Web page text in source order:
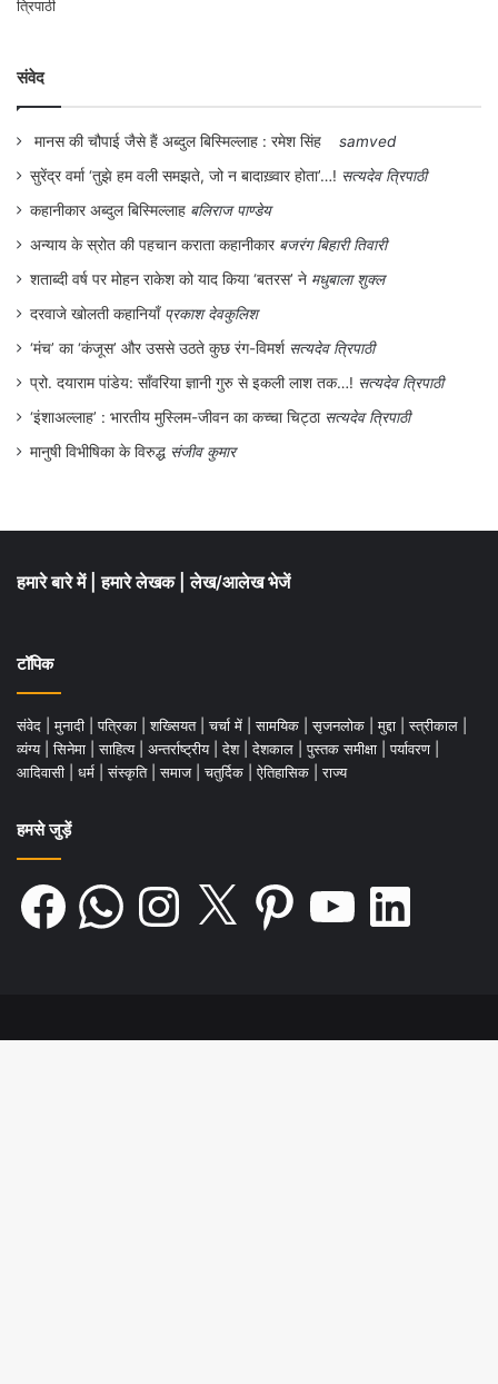
संवेद
मानस की चौपाई जैसे हैं अब्दुल बिस्मिल्लाह : रमेश सिंह
samved
सुरेंद्र वर्मा ‘तुझे हम वली समझते, जो न बादाख़्वार होता’…! सत्यदेव त्रिपाठी
कहानीकार अब्दुल बिस्मिल्लाह बलिराज पाण्डेय
अन्याय के स्रोत की पहचान कराता कहानीकार बजरंग बिहारी तिवारी
शताब्दी वर्ष पर मोहन राकेश को याद किया ‘बतरस’ ने मधुबाला शुक्ल
दरवाजे खोलती कहानियाँ प्रकाश देवकुलिश
‘मंच’ का ‘कंजूस’ और उससे उठते कुछ रंग-विमर्श सत्यदेव त्रिपाठी
प्रो. दयाराम पांडेय: साँवरिया ज्ञानी गुरु से इकली लाश तक…! सत्यदेव त्रिपाठी
‘इंशाअल्लाह’ : भारतीय मुस्लिम-जीवन का कच्चा चिट्ठा सत्यदेव त्रिपाठी
मानुषी विभीषिका के विरुद्ध संजीव कुमार
हमारे बारे में हमारे लेखक लेख/आलेख भेजें
टॉपिक
संवेद मुनादी पत्रिका शख्सियत चर्चा में सामयिक सृजनलोक मुद्दा स्त्रीकाल
व्यंग्य
सिनेमा साहित्य अन्तर्राष्ट्रीय देश देशकाल पुस्तक समीक्षा पर्यावरण
आदिवासी
धर्म संस्कृति समाज चतुर्दिक ऐतिहासिक राज्य
हमसे जुड़ें
Facebook WhatsAppInstagram Pinterest LinkedIn